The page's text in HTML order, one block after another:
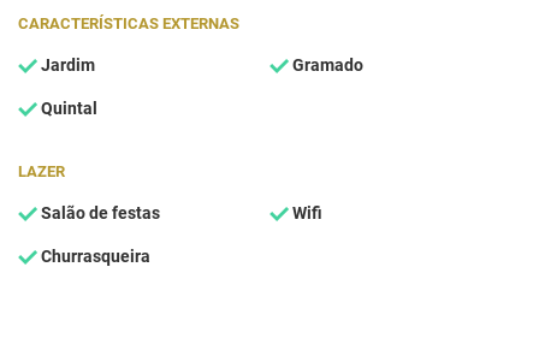
CARACTERÍSTICAS EXTERNAS
Jardim Gramado
Quintal
LAZER
Salão de festas Wifi
Churrasqueira